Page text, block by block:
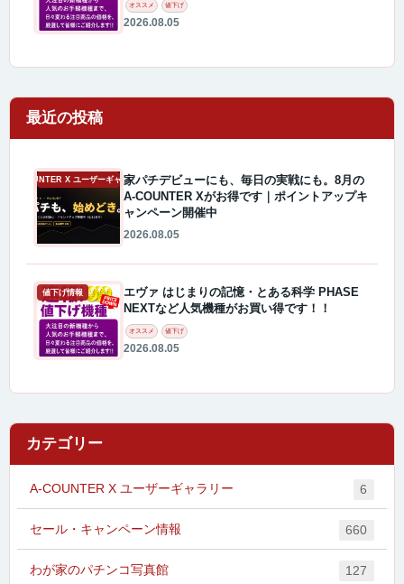
オススメ 値下げ
2026.08.05
最近の投稿
A-COUNTER X ユーザーギャラリー家パチデビューにも、毎日の実戦にも。8月の
A-COUNTER Xがお得です｜ポイントアップキ
ャンペーン開催中
2026.08.05
値下げ情報
エヴァ はじまりの記憶・とある科学 PHASE
NEXTなど人気機種がお買い得です！！
オススメ 値下げ
2026.08.05
カテゴリー
A-COUNTER X ユーザーギャラリー 6
セール・キャンペーン情報 660
わが家のパチンコ写真館 127